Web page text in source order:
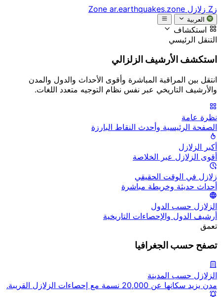
زZ زلازل Zone ar.earthquakes.zone
العربية
استكشاف
التنقل الرئيسي
استكشف الأرشيف الزلزالي
انتقل بين المراقبة المباشرة وأقوى الأحداث والدول والمدن
والأرشيف التاريخي عبر نفس نظام التوجيه متعدد اللغات.
نظرة عامة
الصفحة الرئيسية وأحدث النقاط البارزة
أكبر الزلازل
أقوى الزلازل عبر الخلاصة
زلازل في الوقت الحقيقي
أحداث حديثة وخريطة مباشرة
الزلازل حسب الدول
أرشيف الدول والإحصاءات التاريخية
تعمق
تصفح حسب الجغرافيا
الزلازل حسب المدينة
مدن يزيد سكانها عن 20,000 نسمة مع إحصاءات الزلازل القريبة.